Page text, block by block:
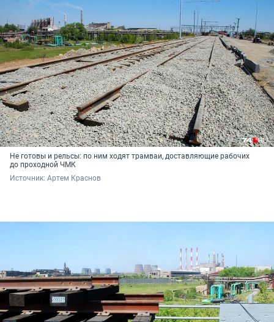
Не готовы и рельсы: по ним ходят трамваи, доставляющие рабочих
до проходной ЧМК
Источник: Артем Краснов